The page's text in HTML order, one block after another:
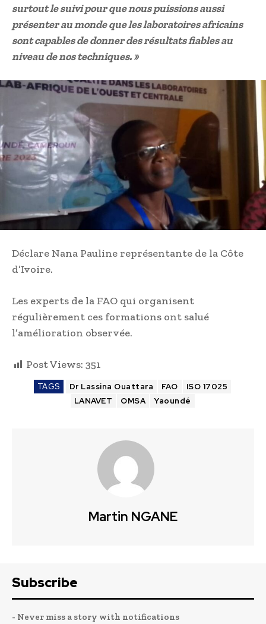
surtout le suivi pour que nous puissions aussi
présenter au monde que les laboratoires africains
sont capables de donner des résultats fiables au
niveau de nos techniques. »
Déclare Nana Pauline représentante de la Côte
d’Ivoire.
Les experts de la FAO qui organisent
régulièrement ces formations ont salué
l’amélioration observée.
Post Views: 351
TAGS Dr Lassina Ouattara FAO
ISO 17025
LANAVET
OMSA Yaoundé
Martin NGANE
Subscribe
- Never miss a story with notifications